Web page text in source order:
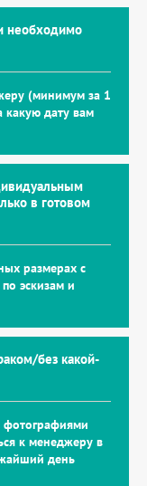
необходимо
(минимум за 1
какую дату вам
в готовом
размерах с
эскизам и
без какой-
к менеджеру в
день